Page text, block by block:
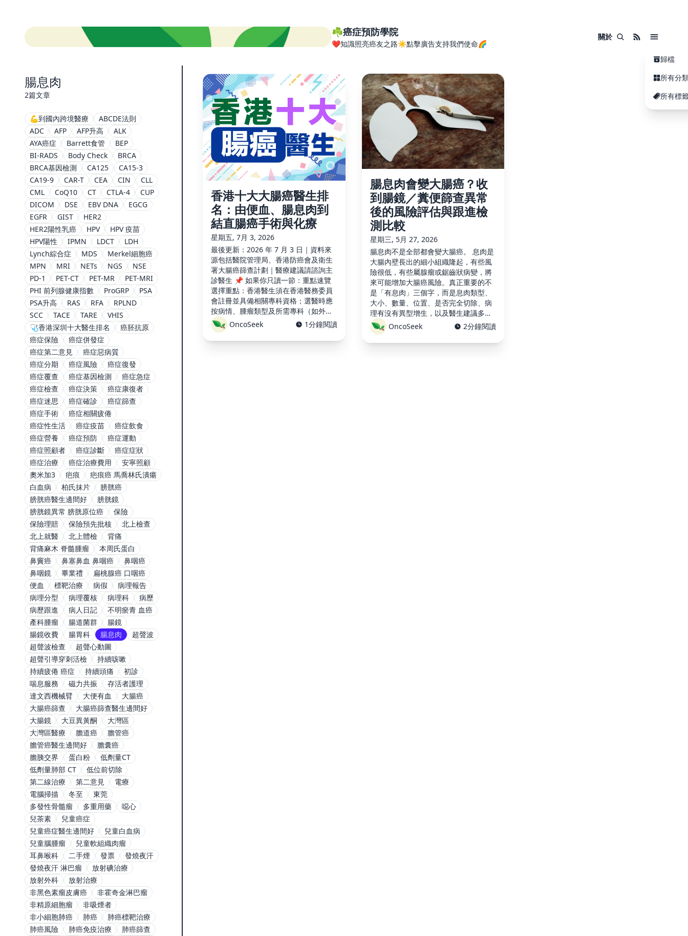
☘️癌症預防學院
❤️知識照亮癌友之路☀️點擊廣告支持我們使命🌈
關於
歸檔
所有分
所有標
腸息肉
2篇文章
💪到國內跨境醫療
ABCDE法則
ADC
AFP AFP升高
ALK
AYA癌症
Barrett食管
BEP
BI-RADS
Body Check
BRCA
BRCA基因檢測
CA125
CA15-3
CA19-9
CAR-T CEA CIN
CLL
CML
CoQ10 CT CTLA-4
CUP
DICOM
DSE EBV DNA
EGCG
EGFR
GIST
HER2
HER2陽性乳癌
HPV
HPV 疫苗
HPV陽性
IPMN LDCT
LDH
Lynch綜合症
MDS
Merkel細胞癌
MPN
MRI NETs NGS
NSE
PD-1
PET-CT PET-MR
PET-MRI
PHI 前列腺健康指數
ProGRP
PSA
PSA升高
RAS RFA
RPLND
SCC
TACE TARE
VHIS
🩺香港深圳十大醫生排名
癌胚抗原
癌症保險
癌症併發症
癌症第二意見
癌症惡病質
癌症分期
癌症風險
癌症復發
癌症覆查
癌症基因檢測
癌症急症
癌症檢查
癌症決策
癌症康復者
癌症迷思
癌症確診
癌症篩查
癌症手術
癌症相關疲倦
癌症性生活
癌症疫苗
癌症飲食
癌症營養
癌症預防
癌症運動
癌症照顧者
癌症診斷
癌症症狀
癌症治療
癌症治療費用
安寧照顧
奧米加3
疤痕
疤痕癌 馬喬林氏潰瘍
白血病
柏氏抹片
膀胱癌
膀胱癌醫生邊間好
膀胱鏡
膀胱鏡異常 膀胱原位癌
保險
保險理賠
保險預先批核
北上檢查
北上就醫
北上體檢
背痛
背痛麻木 脊髓腫瘤
本周氏蛋白
鼻竇癌
鼻塞鼻血 鼻咽癌
鼻咽癌
鼻咽鏡
畢業禮
扁桃腺癌 口咽癌
便血
標靶治療 病假
病理報告
病理分型
病理覆核 病理科
病歷
病歷跟進
病人日記
不明瘀青 血癌
產科腫瘤
腸道菌群
腸鏡
腸鏡收費
腸胃科 腸息肉
超聲波
超聲波檢查
超聲心動圖
超聲引導穿刺活檢
持續咳嗽
持續疲倦 癌症
持續頭痛
初診
喘息服務
磁力共振
存活者護理
達文西機械臂
大便有血
大腸癌
大腸癌篩查
大腸癌篩查醫生邊間好
大腸鏡
大豆異黃酮
大灣區
大灣區醫療
膽道癌
膽管癌
膽管癌醫生邊間好
膽囊癌
膽胰交界
蛋白粉
低劑量CT
低劑量肺部 CT
低位前切除
第二線治療
第二意見
電療
電腦掃描
冬至
東莞
多發性骨髓瘤
多重用藥
噁心
兒茶素
兒童癌症
兒童癌症醫生邊間好
兒童白血病
兒童腦腫瘤
兒童軟組織肉瘤
耳鼻喉科
二手煙 發票
發燒夜汗
發燒夜汗 淋巴瘤
放射碘治療
放射外科
放射治療
非黑色素瘤皮膚癌
非霍奇金淋巴瘤
非精原細胞瘤
非吸煙者
非小細胞肺癌
肺癌
肺癌標靶治療
肺癌風險
肺癌免疫治療
肺癌篩查
香港十大大腸癌醫生排
名：由便血、腸息肉到
結直腸癌手術與化療
星期五, 7月 3, 2026
最後更新：2026 年 7 月 3 日｜資料來
源包括醫院管理局、香港防癌會及衛生
署大腸癌篩查計劃｜醫療建議請諮詢主
診醫生 📌 如果你只讀一節：重點速覽
選擇重點：香港醫生須在香港醫務委員
會註冊並具備相關專科資格；選醫時應
按病情、腫瘤類型及所需專科（如外
科、臨床腫瘤科、放射診斷科）配對有
經驗的團隊。 關鍵專科：腸胃科、大腸
直腸外科、臨床腫瘤科、病理科及放射
OncoSeek 1分鐘閱讀
腸息肉會變大腸癌？收
到腸鏡／糞便篩查異常
後的風險評估與跟進檢
測比較
星期三, 5月 27, 2026
腸息肉不是全部都會變大腸癌。 息肉是
大腸內壁長出的細小組織隆起，有些風
險很低，有些屬腺瘤或鋸齒狀病變，將
來可能增加大腸癌風險。真正重要的不
是「有息肉」三個字，而是息肉類型、
大小、數量、位置、是否完全切除、病
理有沒有異型增生，以及醫生建議多久
後覆查。 糞便免疫化學測試（FIT）陽
性也不等於大腸癌。它代表糞便中驗到
血液，需要大腸鏡找原因；原因可以是
OncoSeek 2分鐘閱讀